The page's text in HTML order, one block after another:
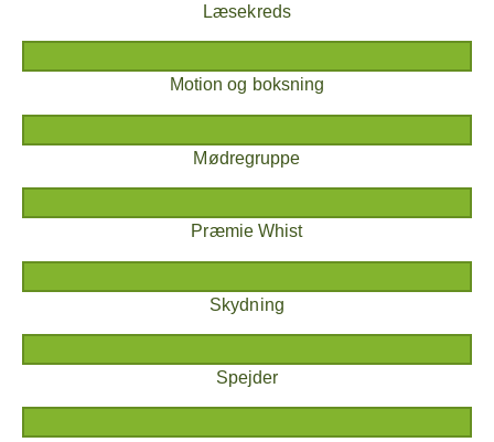
Læsekreds
Motion og boksning
Mødregruppe
Præmie Whist
Skydning
Spejder